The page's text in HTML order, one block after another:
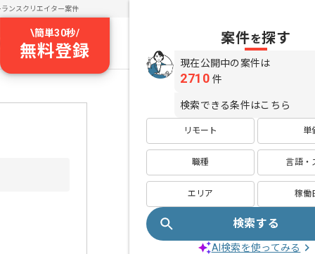
ランスクリエイター案件
\簡単30秒/
無料登録
案件を探す
現在公開中の案件は
2710 件
検索できる条件はこちら
リモート 単
職種 言語・
エリア 稼働
検索する
AI検索を使ってみる